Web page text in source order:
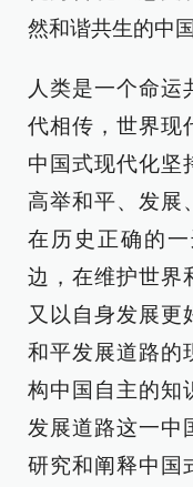
然和谐共生的中
人类是一个命运
代相传，世界现
中国式现代化坚
高举和平、发展
在历史正确的
边，在维护世界
又以自身发展更
和平发展道路的
构中国自主的知
发展道路这一中
研究和阐释中国